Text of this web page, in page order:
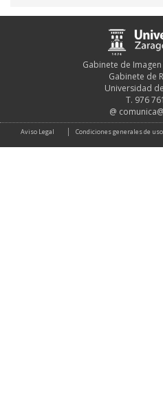
Gabinete de
Gabinete de
Universidad
T. 976
@
Aviso Legal Condiciones generales de uso